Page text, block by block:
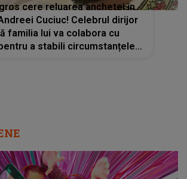
cere reluarea anchetei în
Cuciuc! Celebrul dirijor
familia lui va colabora cu
a stabili circumstanțele